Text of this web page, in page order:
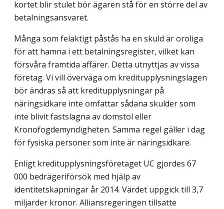
kortet blir stulet bör ägaren stå för en större del av
betalningsansvaret.
Många som felaktigt påstås ha en skuld är oroliga
för att hamna i ett betalningsregister, vilket kan
försvåra framtida affärer. Detta utnyttjas av vissa
företag. Vi vill överväga om kreditupplysningslagen
bör ändras så att kreditupplysningar på
näringsidkare inte omfattar sådana skulder som
inte blivit fastslagna av domstol eller
Kronofogdemyndigheten. Samma regel gäller i dag
för fysiska personer som inte är näringsidkare.
Enligt kreditupplysningsföretaget UC gjordes 67
000 bedrägeriförsök med hjälp av
identitetskapningar år 2014. Värdet uppgick till 3,7
miljarder kronor. Alliansregeringen tillsatte